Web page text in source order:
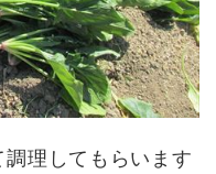
理してもらいます